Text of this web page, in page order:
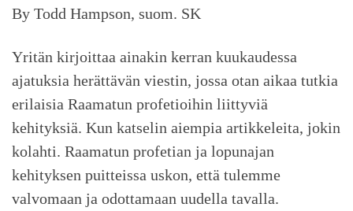
By Todd Hampson, suom. SK
Yritän kirjoittaa ainakin kerran kuukaudessa
ajatuksia herättävän viestin, jossa otan aikaa tutkia
erilaisia Raamatun profetioihin liittyviä
kehityksiä. Kun katselin aiempia artikkeleita, jokin
kolahti. Raamatun profetian ja lopunajan
kehityksen puitteissa uskon, että tulemme
valvomaan ja odottamaan uudella tavalla.